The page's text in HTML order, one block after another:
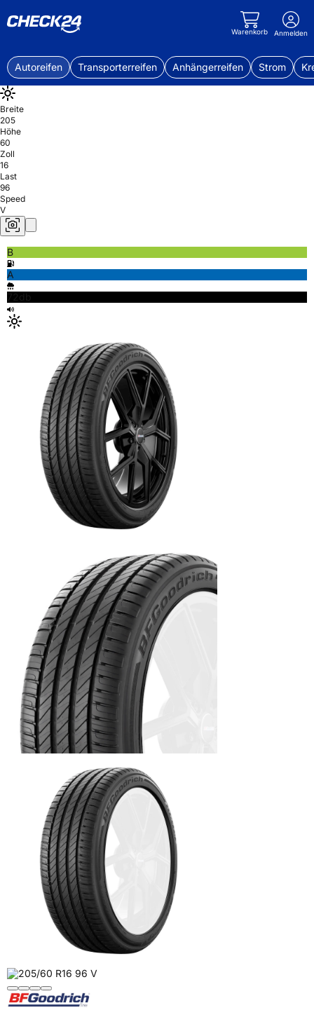
Warenkorb Anmelden
Autoreifen Transporterreifen Anhängerreifen Strom
Breite
205
Höhe
60
Zoll
16
Last
96
Speed
V
B
A
72db